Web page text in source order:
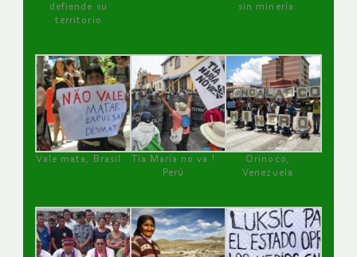
defiende su
territorio
sin minería.
Vale mata, Brasil
Tía María no va !
Perú
Orinoco,
Venezuela